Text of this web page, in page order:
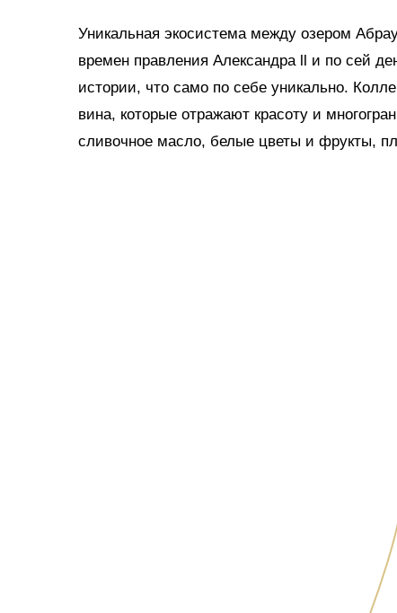
Уникальная экосистема между озером
времен правления Александра ll и по сей
истории, что само по себе уникально.
вина, которые отражают красоту и
сливочное масло, белые цветы и фрукты,